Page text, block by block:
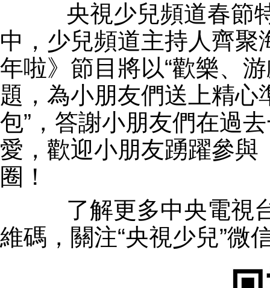
央視少兒頻道春節特
中，少兒頻道主持人齊
年啦》節目將以“歡樂、
題，為小朋友們送上精心
包”，答謝小朋友們在過
愛，歡迎小朋友踴躍參與
圈！
了解更多中央電視台
維碼，關注“央視少兒”微